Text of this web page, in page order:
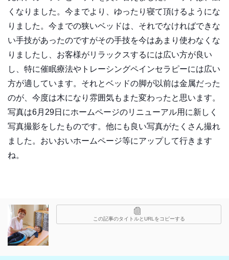
くなりました。今までより、ゆったり寝て頂けるようにな
りました。今までの狭いベッドは、それでなければできな
い手技があったのですがその手技を今はあまり使わなくな
りましたし、お客様がリラックスするには広い方が良い
し、特に催眠療法やトレーシングペインセラピーには広い
方が適しています。それとベッドの脚が以前は金属だった
のが、今度は木になり雰囲気もまた変わったと思います。
写真は6月29日にホームページのリニューアル用に新しく
写真撮影をしたものです。他にも良い写真がたくさん撮れ
ました。おいおいホームページ等にアップして行きます
ね。
この記事のタイトルとURLをコピーする